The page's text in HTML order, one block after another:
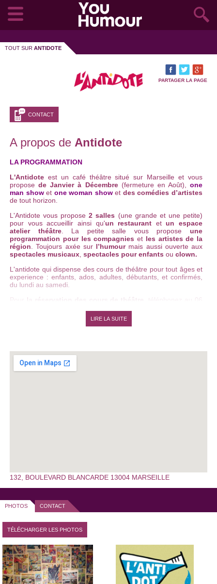
TOUT SUR ANTIDOTE
PARTAGER LA PAGE
CONTACT
A propos de Antidote
LA PROGRAMMATION
L'Antidote est un café théâtre situé sur Marseille et vous
proposede Janvier à Décembre(fermeture en Août), one
man showet one woman showet des comédies d’artistes
de tout horizon.
L 'Antidote vous propose2 salles (une grande et une petite)
pour vous accueillir ainsi qu'un restaurant etun espace
atelier théâtre. La petite salle vous proposeune
programmation pour les compagnies et les artistes de la
région . Toujours axée sur l’humourmais aussi ouverte aux
spectacles musicaux spectacles pour enfants ou clown.
L'antidote qui dispense des cours de théâtre pour tout âges et
experience : enfants, ados, adultes, débutants, et confirmés,
du lundi au samedi.
Pour la r éservation des cours de théâtre
, téléphonez au 06
LIRE LA SUITE
132, BOULEVARD BLANCARDE 13004 MARSEILLE
PHOTOS CONTACT
TÉLÉCHARGER LES PHOTOS